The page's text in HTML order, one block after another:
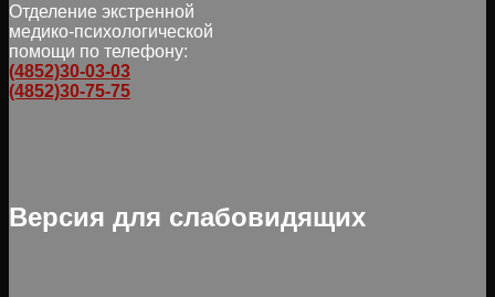
Отделение экстренной
медико-психологической
помощи по телефону:
(4852)30-03-03
(4852)30-75-75
Версия для слабовидящих